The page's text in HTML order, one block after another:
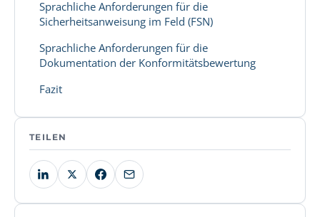
Sprachliche Anforderungen für die
Sicherheitsanweisung im Feld (FSN)
Sprachliche Anforderungen für die
Dokumentation der Konformitätsbewertung
Fazit
TEILEN